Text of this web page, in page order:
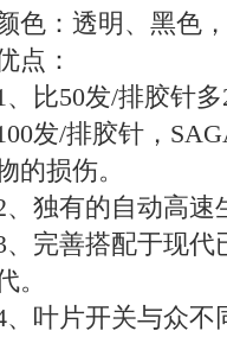
色：透明、黑色
点：
、比50发/排胶针
发/排胶针，
的损伤。
、独有的自动高
、完善搭配于现
。
、叶片开关与众不